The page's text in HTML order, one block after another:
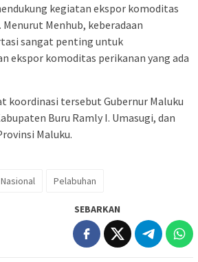
kegiatan ekspor komoditas
Menhub, keberadaan
sangat penting untuk
ekspor komoditas perikanan yang ada
koordinasi tersebut Gubernur Maluku
Buru Ramly I. Umasugi, dan
Maluku.
Nasional Pelabuhan
SEBARKAN